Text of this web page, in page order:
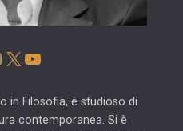
X YouTube
in Filosofia, è studioso di
contemporanea. Si è